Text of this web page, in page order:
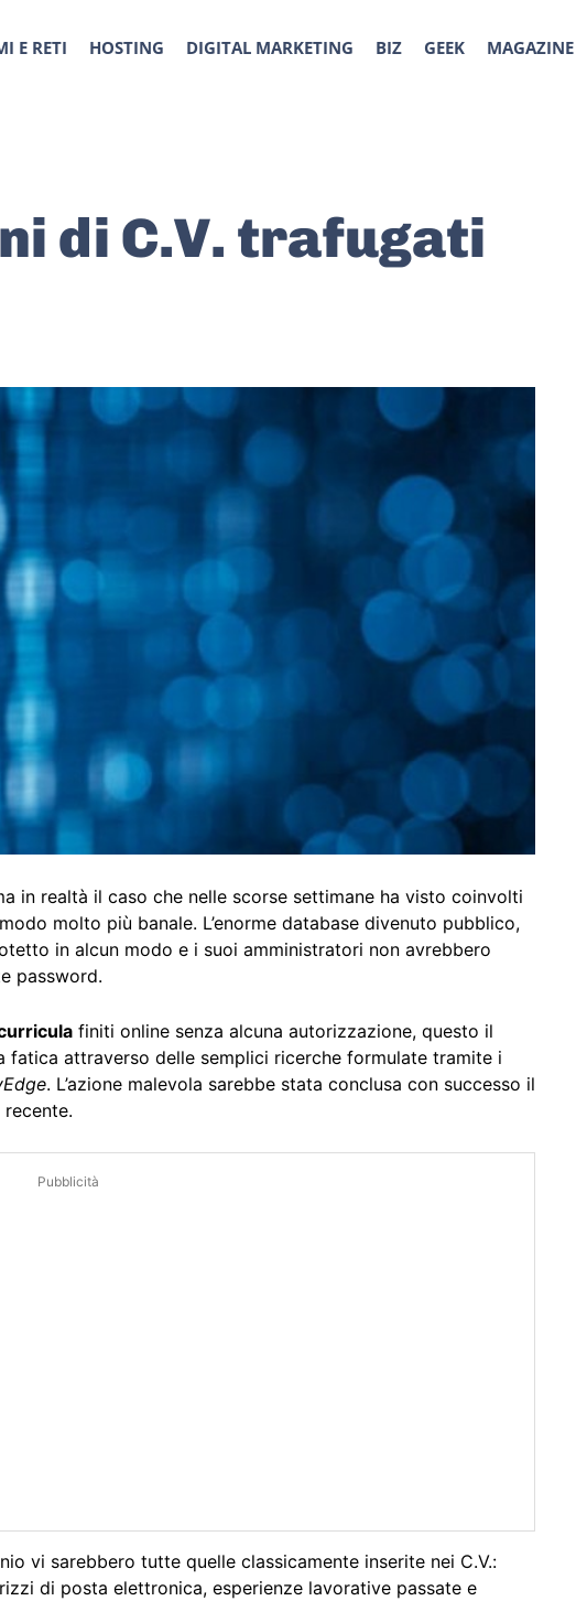
E RETI HOSTING DIGITAL MARKETING BIZ GEEK MAGAZINE
di C.V. trafugati
in realtà il caso che nelle scorse settimane ha visto coinvolti
molto più banale. L’enorme database divenuto pubblico,
in alcun modo e i suoi amministratori non avrebbero
password.
finiti online senza alcuna autorizzazione, questo il
fatica attraverso delle semplici ricerche formulate tramite i
. L’azione malevola sarebbe stata conclusa con successo il
Pubblicità
vi sarebbero tutte quelle classicamente inserite nei C.V.:
di posta elettronica, esperienze lavorative passate e